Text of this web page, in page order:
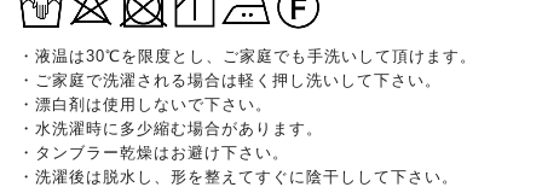
・液温は30℃を限度とし、ご家庭でも手洗いして頂けます。
・ご家庭で洗濯される場合は軽く押し洗いして下さい。
・漂白剤は使用しないで下さい。
・水洗濯時に多少縮む場合があります。
・タンブラー乾燥はお避け下さい。
・洗濯後は脱水し、形を整えてすぐに陰干しして下さい。